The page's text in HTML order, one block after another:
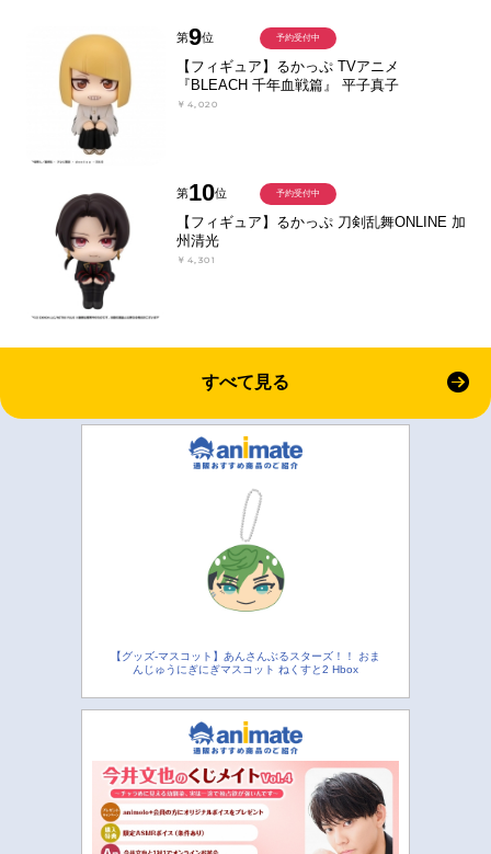
第9位
【フィギュア】るかっぷ TVアニメ
『BLEACH 千年血戦篇』 平子真子
￥4,020
予約受付中
第10位
【フィギュア】るかっぷ 刀剣乱舞ONLINE 加
州清光
￥4,301
予約受付中
すべて見る
【グッズ-マスコット】あんさんぶるスターズ！！ おま
んじゅうにぎにぎマスコット ねくすと2 Hbox